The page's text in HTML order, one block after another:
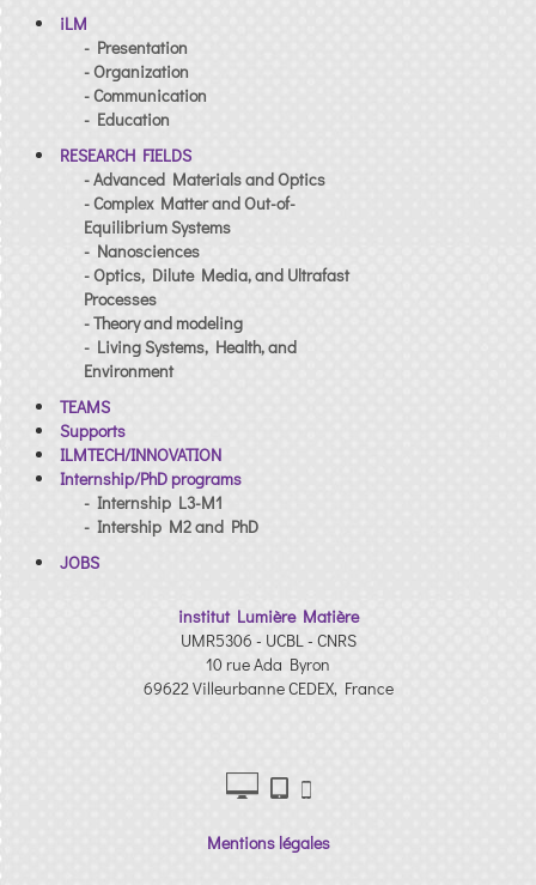
iLM
- Presentation
- Organization
- Communication
- Education
RESEARCH FIELDS
- Advanced Materials and Optics
- Complex Matter and Out-of-
Equilibrium Systems
- Nanosciences
- Optics, Dilute Media, and Ultrafast
Processes
- Theory and modeling
- Living Systems, Health, and
Environment
TEAMS
Supports
ILMTECH/INNOVATION
Internship/PhD programs
- Internship L3-M1
- Intership M2 and PhD
JOBS
institut Lumière Matière
UMR5306 - UCBL - CNRS
10 rue Ada Byron
69622 Villeurbanne CEDEX, France
Mentions légales